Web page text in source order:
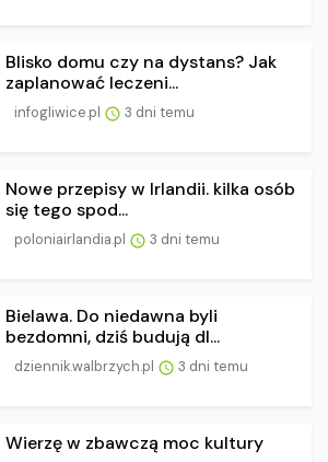
Blisko domu czy na dystans? Jak
zaplanować leczeni...
infogliwice.pl 3 dni temu
Nowe przepisy w Irlandii. kilka osób
się tego spod...
poloniairlandia.pl 3 dni temu
Bielawa. Do niedawna byli
bezdomni, dziś budują dl...
dziennik.walbrzych.pl 3 dni temu
Wierzę w zbawczą moc kultury